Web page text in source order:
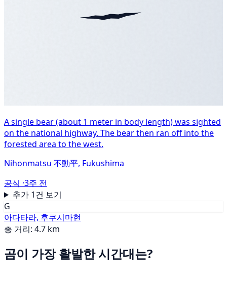
A single bear (about 1 meter in body length) was sighted
on the national highway. The bear then ran off into the
forested area to the west.
Nihonmatsu 不動平, Fukushima
공식 ·3주 전
추가 1건 보기
G
아다타라, 후쿠시마현
총 거리: 4.7 km
곰이 가장 활발한 시간대는?